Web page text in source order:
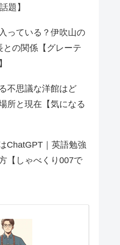
題】
っている？伊吹山の
の関係【グレーテ
不思議な洋館はど
所と現在【気になる
ChatGPT｜英語勉強
【しゃべくり007で